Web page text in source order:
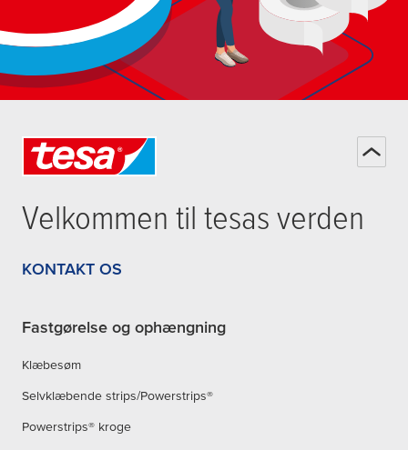
Velkommen til tesas verden
KONTAKT OS
Fastgørelse og ophængning
Klæbesøm
Selvklæbende strips/Powerstrips®
Powerstrips® kroge